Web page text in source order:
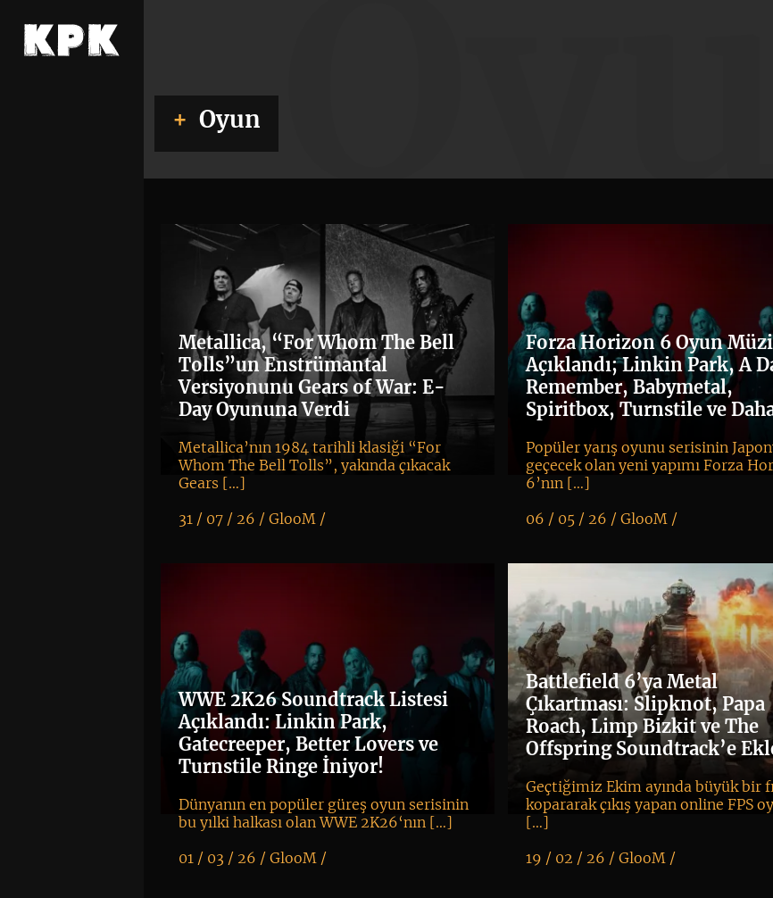
Oyun
Metallica, “For Whom The Bell
Tolls”un Enstrümantal
Versiyonunu Gears of War: E-
Day Oyununa Verdi
Metallica’nın 1984 tarihli klasiği “For
Whom The Bell Tolls”, yakında çıkacak
Gears […]
31 / 07 / 26 /GlooM /
Forza Horizon 6 Oyun
Açıklandı; Linkin Park, A
Remember, Babymetal,
Spiritbox, Turnstile ve
Popüler yarış oyunu serisinin
geçecek olan yeni yapımı Forza
6’nın […]
06 / 05 / 26 /GlooM /
WWE 2K26 Soundtrack Listesi
Açıklandı: Linkin Park,
Gatecreeper, Better Lovers ve
Turnstile Ringe İniyor!
Dünyanın en popüler güreş oyun serisinin
bu yılki halkası olan WWE 2K26‘nın […]
01 / 03 / 26 /GlooM /
Battlefield 6’ya Metal
Çıkartması: Slipknot, Papa
Roach, Limp Bizkit ve The
Offspring Soundtrack’e
Geçtiğimiz Ekim ayında büyük bir
kopararak çıkış yapan online FPS
[…]
19 / 02 / 26 /GlooM /